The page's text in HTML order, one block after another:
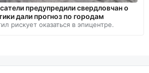
предупредили свердловчан о
дали прогноз по городам
рискует оказаться в эпицентре.